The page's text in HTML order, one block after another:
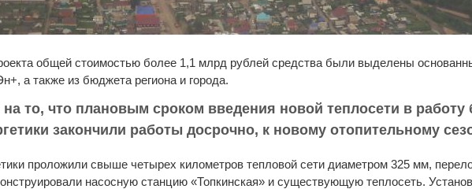
общей стоимостью более 1,1 млрд рублей средства были выделены
а также из бюджета региона и города.
то, что плановым сроком введения новой теплосети в работу
закончили работы досрочно, к новому отопительному
проложили свыше четырех километров тепловой сети диаметром 325 мм,
насосную станцию «Топкинская» и существующую теплосеть.